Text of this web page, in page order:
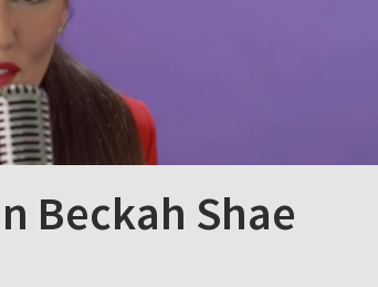
Beckah Shae